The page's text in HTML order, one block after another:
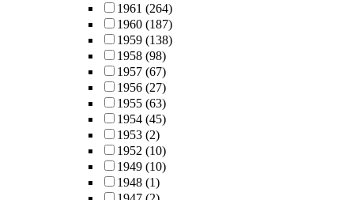
1961 (264)
1960 (187)
1959 (138)
1958 (98)
1957 (67)
1956 (27)
1955 (63)
1954 (45)
1953 (2)
1952 (10)
1949 (10)
1948 (1)